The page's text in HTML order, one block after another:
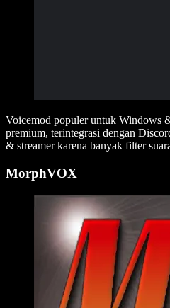
Voicemod populer untuk Windows
premium, terintegrasi dengan
& streamer karena banyak filter
MorphVOX